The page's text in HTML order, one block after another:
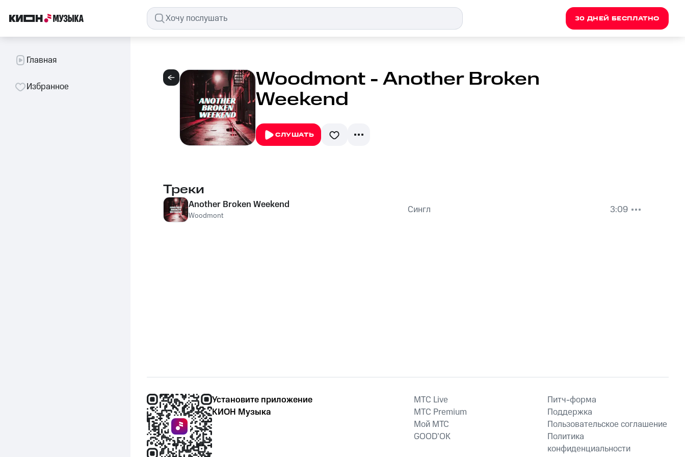
30 ДНЕЙ БЕСПЛАТНО
Главная
Избранное Woodmont - Another Broken
Weekend
СЛУШАТЬ
Треки
Another Broken Weekend
Woodmont Сингл 3:09
Установите приложение
КИОН Музыка
MTС Live
MTС Premium
Мой МТС
GOOD’OK
Питч-форма
Поддержка
Пользовательское соглашение
Политика
конфиденциальности